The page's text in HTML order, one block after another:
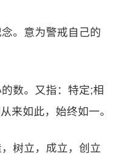
。意为警戒自己的
数。又指：特定;相
来如此，始终如一。
树立，成立，创立